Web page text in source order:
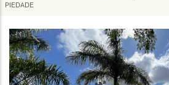
de
navegação
PIEDADE